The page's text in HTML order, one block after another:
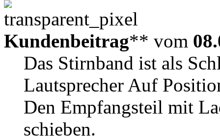
Kundenbeitrag** vom
Das Stirnband ist als
Lautsprecher Auf
Den Empfangsteil mit
schieben.